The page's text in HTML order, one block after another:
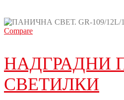
Compare
НАДГРАДНИ
СВЕТИЛКИ